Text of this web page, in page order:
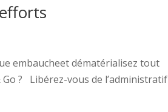
embaucheet dématérialisez tout
? Libérez-vous de l’administratif